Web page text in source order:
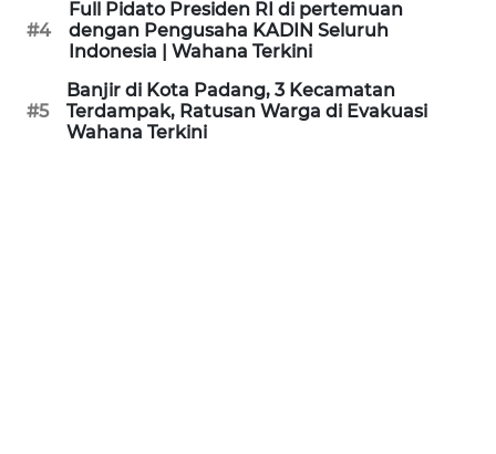
#4
Full Pidato Presiden RI di pertemuan
dengan Pengusaha KADIN Seluruh
Indonesia | Wahana Terkini
#5
Banjir di Kota Padang, 3 Kecamatan
Terdampak, Ratusan Warga di Evakuasi
Wahana Terkini
SUKABUMI
PURWAKARTA